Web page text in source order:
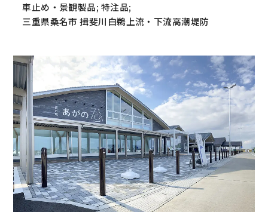
車止め・景観製品; 特注品;
三重県桑名市 揖斐川白鵜上流・下流高潮堤防